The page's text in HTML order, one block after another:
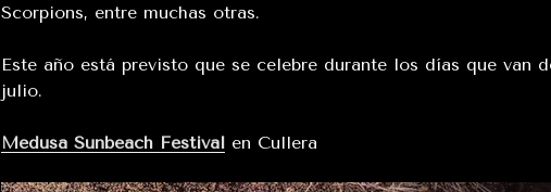
Scorpions, entre muchas otras.
Este año está previsto que se celebre durante los días que van
julio.
Medusa Sunbeach Festival en Cullera